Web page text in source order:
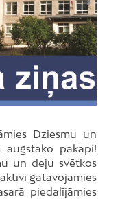
Dziesmu un
pakāpi!
un deju svētkos
gatavojamies
piedalījāmies